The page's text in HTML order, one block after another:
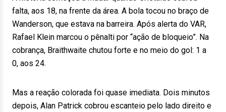
falta, aos 18, na frente da área. A bola tocou no braço de
Wanderson, que estava na barreira. Após alerta do VAR,
Rafael Klein marcou o pênalti por “ação de bloqueio”. Na
cobrança, Braithwaite chutou forte e no meio do gol: 1 a
0, aos 24.
Mas a reação colorada foi quase imediata. Dois minutos
depois, Alan Patrick cobrou escanteio pelo lado direito e